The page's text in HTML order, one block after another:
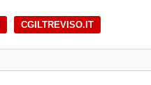
CGILTREVISO.IT